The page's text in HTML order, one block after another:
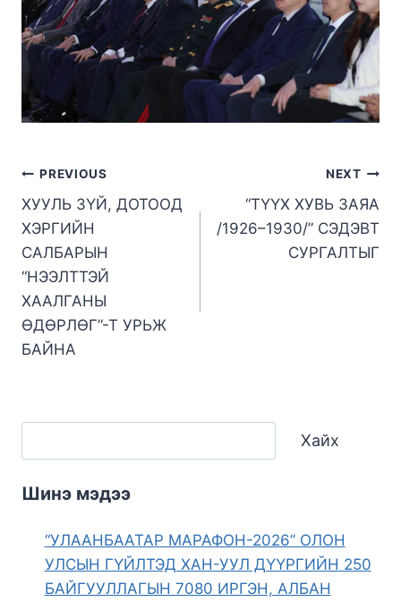
PREVIOUS
ХУУЛЬ ЗҮЙ, ДОТООД
ХЭРГИЙН
САЛБАРЫН
“НЭЭЛТТЭЙ
ХААЛГАНЫ
ӨДӨРЛӨГ”-Т УРЬЖ
БАЙНА
NEXT
“ТҮҮХ ХУВЬ ЗАЯА
/1926–1930/” СЭДЭВТ
СУРГАЛТЫГ
Хайх
Шинэ мэдээ
“УЛААНБААТАР МАРАФОН-2026” ОЛОН
УЛСЫН ГҮЙЛТЭД ХАН-УУЛ ДҮҮРГИЙН 250
БАЙГУУЛЛАГЫН 7080 ИРГЭН, АЛБАН